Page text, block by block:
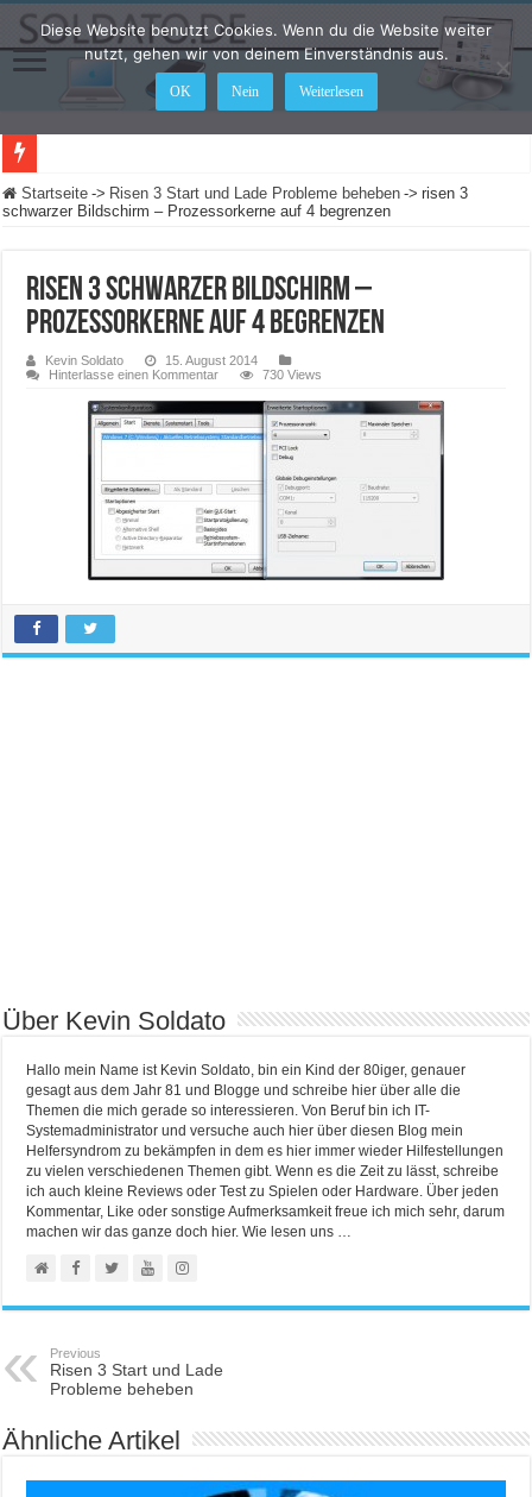
LEGO Star Wars: Die Skywalker Saga – Hier sind alle Cheat Codes für das Spiel
Startseite -> Risen 3 Start und Lade Probleme beheben -> risen 3
schwarzer Bildschirm – Prozessorkerne auf 4 begrenzen
risen 3 schwarzer Bildschirm –
Prozessorkerne auf 4 begrenzen
Kevin Soldato
15. August 2014
Hinterlasse einen Kommentar
730 Views
Über Kevin Soldato
Hallo mein Name ist Kevin Soldato, bin ein Kind der 80iger, genauer
gesagt aus dem Jahr 81 und Blogge und schreibe hier über alle die
Themen die mich gerade so interessieren. Von Beruf bin ich IT-
Systemadministrator und versuche auch hier über diesen Blog mein
Helfersyndrom zu bekämpfen in dem es hier immer wieder Hilfestellungen
zu vielen verschiedenen Themen gibt. Wenn es die Zeit zu lässt, schreibe
ich auch kleine Reviews oder Test zu Spielen oder Hardware. Über jeden
Kommentar, Like oder sonstige Aufmerksamkeit freue ich mich sehr, darum
machen wir das ganze doch hier. Wie lesen uns …
Previous
Risen 3 Start und Lade
Probleme beheben
Ähnliche Artikel
Diese Website benutzt Cookies. Wenn du die Website weiter
nutzt, gehen wir von deinem Einverständnis aus.
OK Nein Weiterlesen